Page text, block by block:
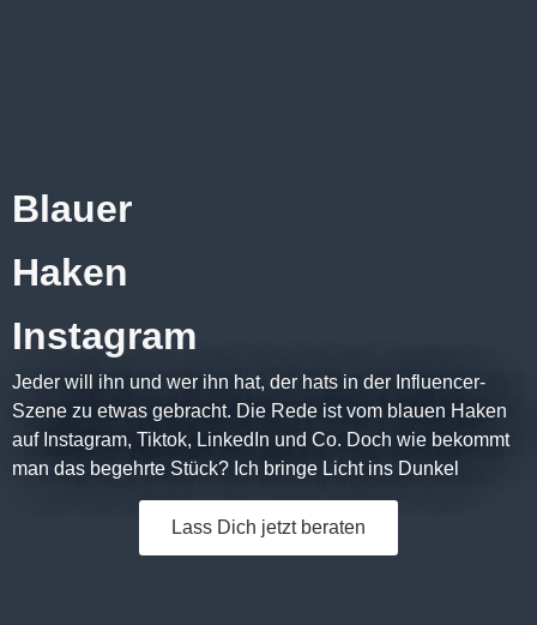
Blauer
Haken
Instagram
Jeder will ihn und wer ihn hat, der hats in der Influencer-
Szene zu etwas gebracht. Die Rede ist vom blauen Haken
auf Instagram, Tiktok, LinkedIn und Co. Doch wie bekommt
man das begehrte Stück? Ich bringe Licht ins Dunkel
Lass Dich jetzt beraten